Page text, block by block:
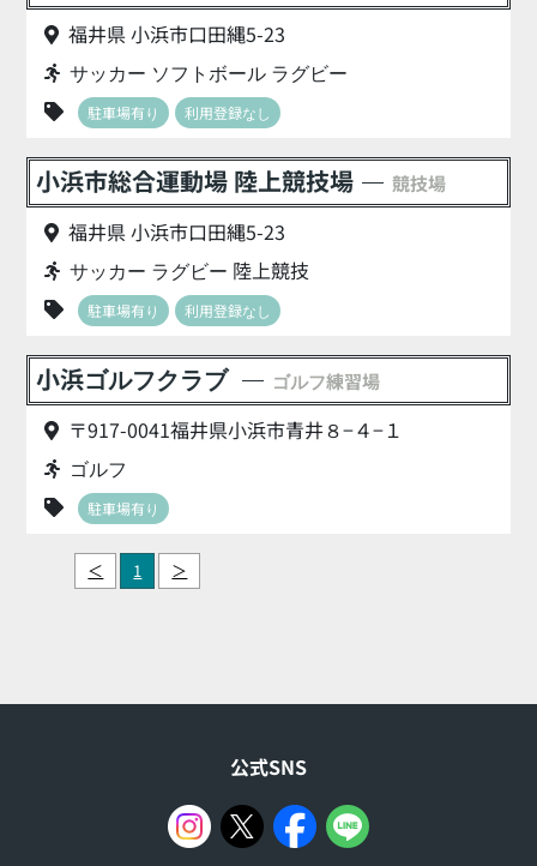
福井県 小浜市口田縄5-23
サッカー ソフトボール ラグビー
駐車場有り 利用登録なし
小浜市総合運動場 陸上競技場 競技場
福井県 小浜市口田縄5-23
サッカー ラグビー 陸上競技
駐車場有り 利用登録なし
小浜ゴルフクラブ ゴルフ練習場
〒917-0041福井県小浜市青井８−４−１
ゴルフ
駐車場有り
＜ 1 ＞
公式SNS